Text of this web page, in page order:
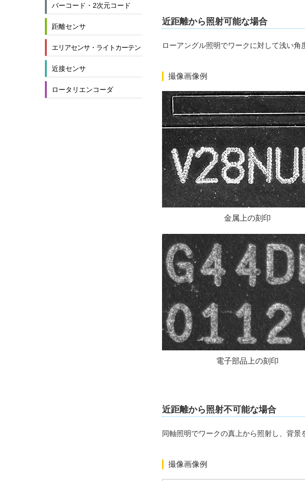
バーコード・2次元コード
距離センサ
エリアセンサ・ライトカーテン
近接センサ
ロータリエンコーダ
近距離から照射可能な場合
ローアングル照明でワークに対して浅い角
撮像画像例
金属上の刻印
電子部品上の刻印
近距離から照射不可能な場合
同軸照明でワークの真上から照射し、背景
撮像画像例